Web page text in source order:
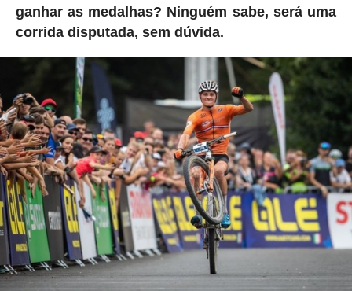
ganhar as medalhas? Ninguém sabe, será uma
corrida disputada, sem dúvida.